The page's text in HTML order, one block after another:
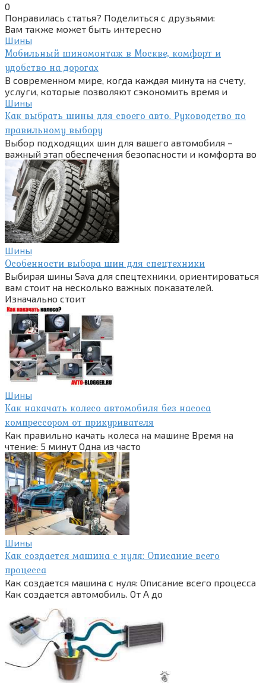
0
Понравилась статья? Поделиться с друзьями:
Вам также может быть интересно
Шины
Мобильный шиномонтаж в Москве, комфорт и
удобство на дорогах
В современном мире, когда каждая минута на счету,
услуги, которые позволяют сэкономить время и
Шины
Как выбрать шины для своего авто. Руководство по
правильному выбору
Выбор подходящих шин для вашего автомобиля –
важный этап обеспечения безопасности и комфорта во
Шины
Особенности выбора шин для спецтехники
Выбирая шины Sava для спецтехники, ориентироваться
вам стоит на несколько важных показателей.
Изначально стоит
Шины
Как накачать колесо автомобиля без насоса
компрессором от прикуривателя
Как правильно качать колеса на машине Время на
чтение: 5 минут Одна из часто
Шины
Как создается машина с нуля: Описание всего
процесса
Как создается машина с нуля: Описание всего процесса
Как создается автомобиль. От А до